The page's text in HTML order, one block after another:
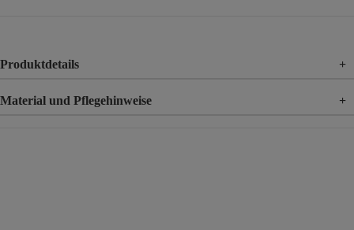
Produktdetails +
Material und Pflegehinweise +